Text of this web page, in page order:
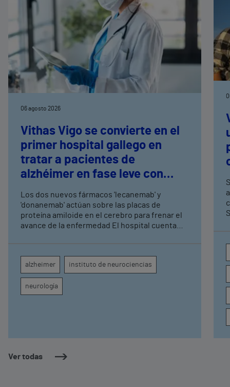
Ver todas
06 agosto 2026
Vithas Vigo se convierte en el
primer hospital gallego en
tratar a pacientes de
alzhéimer en fase leve con
terapias antiamiloide
Los dos nuevos fármacos 'lecanemab' y
'donanemab' actúan sobre las placas de
proteína amiloide en el cerebro para frenar el
avance de la enfermedad El hospital cuenta
seguimiento clínico de cada paciente
alzheimer instituto de neurociencias
neurología